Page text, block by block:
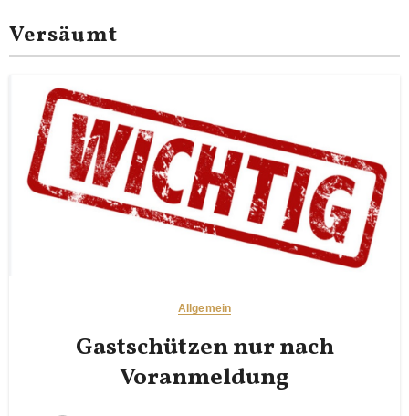
Versäumt
Allgemein
Gastschützen nur nach
Voranmeldung